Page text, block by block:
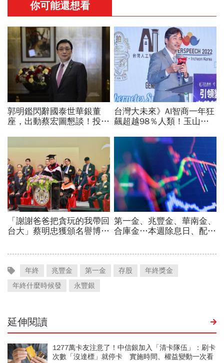
年終 兆豐金 第一金 存股
年終獎金
年終什麼時候發
永豐銀
延伸閱讀
1277萬卡友注意了！中信銀加入「清卡隊伍」：刷卡
次數「沒達標」就停卡 實施時間、權益變動一次看